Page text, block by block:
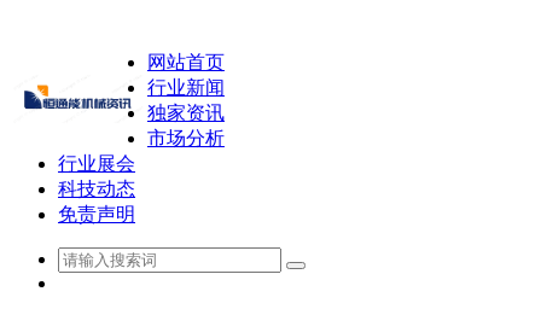
网站首页
行业新闻
独家资讯
市场分析
行业展会
科技动态
免责声明